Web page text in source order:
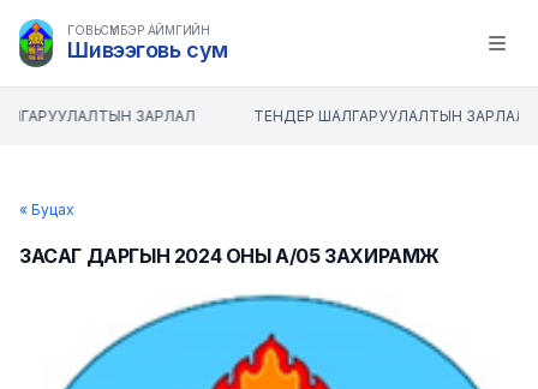
ГОВЬСҮМБЭР АЙМГИЙН
Шивээговь сум Open
ЗАРЛАЛ ТЕНДЕР ШАЛГАРУУЛАЛТЫН ЗАРЛАЛ
« Буцах
ЗАСАГ ДАРГЫН 2024 ОНЫ А/05 ЗАХИРАМЖ